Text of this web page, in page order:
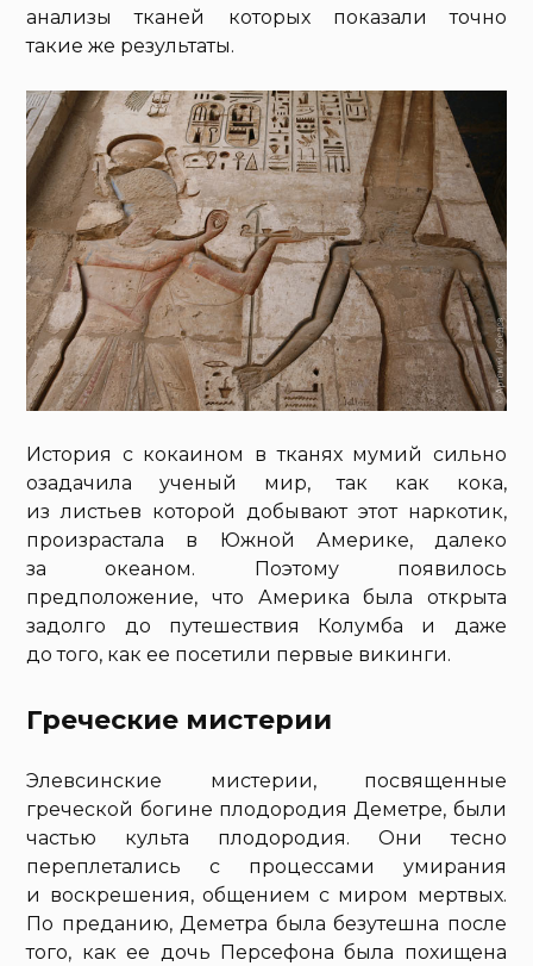
анализы тканей которых показали точно
такие же результаты.
История с кокаином в тканях мумий сильно
озадачила ученый мир, так как кока,
из листьев которой добывают этот наркотик,
произрастала в Южной Америке, далеко
за океаном. Поэтому появилось
предположение, что Америка была открыта
задолго до путешествия Колумба и даже
до того, как ее посетили первые викинги.
Греческие мистерии
Элевсинские мистерии, посвященные
греческой богине плодородия Деметре, были
частью культа плодородия. Они тесно
переплетались с процессами умирания
и воскрешения, общением с миром мертвых.
По преданию, Деметра была безутешна после
того, как ее дочь Персефона была похищена